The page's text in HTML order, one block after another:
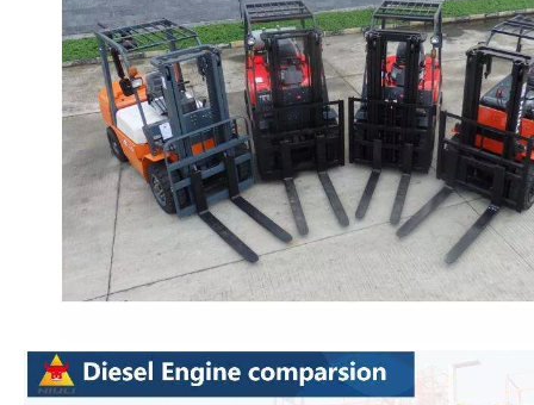
Inquérito
Adicionar a cesta
Descrição do produto